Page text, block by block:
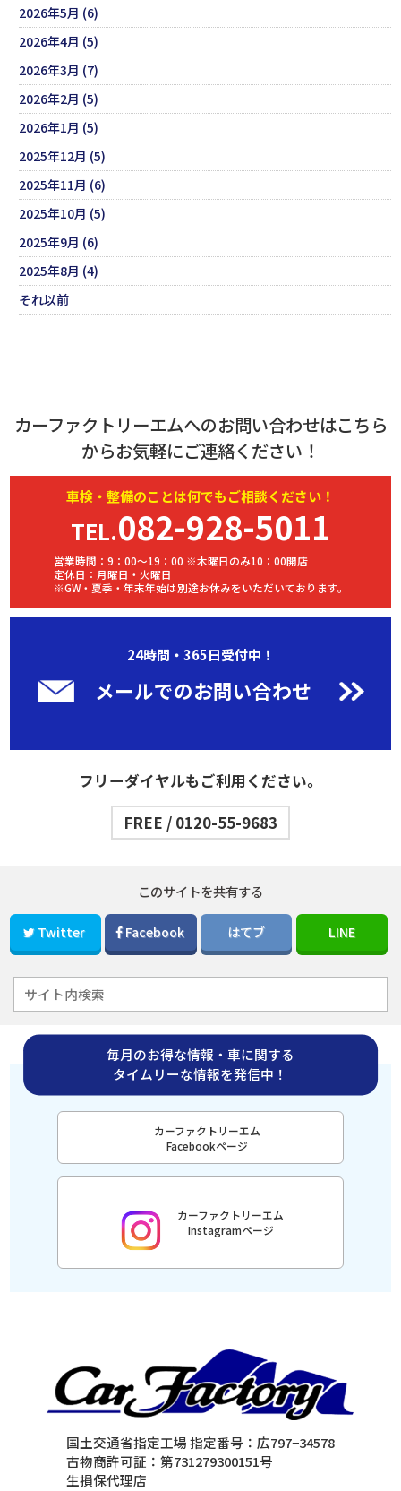
2026年5月 (6)
2026年4月 (5)
2026年3月 (7)
2026年2月 (5)
2026年1月 (5)
2025年12月 (5)
2025年11月 (6)
2025年10月 (5)
2025年9月 (6)
2025年8月 (4)
それ以前
カーファクトリーエムへのお問い合わせはこちら
からお気軽にご連絡ください！
車検・ 整備のことは何でもご相談ください！
TEL.082-928-5011
営業時間：9：00～19：00 ※木曜日のみ10：00開店
定休日：月曜日・火曜日
※GW・夏季・年末年始は別途お休みをいただいております。
24時間・365日受付中！
メールでのお問い合わせ
フリーダイヤルもご利用ください。
FREE / 0120-55-9683
このサイトを共有する
Twitter Facebook はてブ LINE
毎月のお得な情報・車に関する
タイムリーな情報を発信中！
カーファクトリーエム
Facebookページ
カーファクトリーエム
Instagramページ
国土交通省指定工場 指定番号：広797−34578
古物商許可証：第731279300151号
生損保代理店